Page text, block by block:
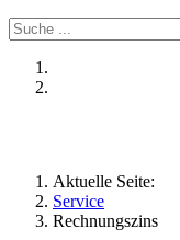
Aktuelle Seite:
Service
Rechnungszins